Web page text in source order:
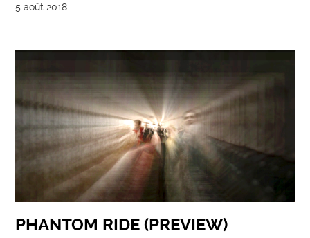
5 août 2018
PHANTOM RIDE (PREVIEW)